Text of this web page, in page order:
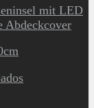
mit LED
Abdeckcover